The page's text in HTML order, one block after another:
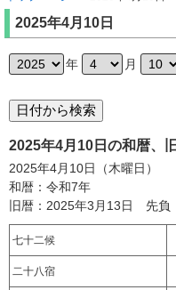
2025年4月10日
年 月
2025年4月10日の和暦、
2025年4月10日（木曜日）
和暦：令和7年
旧暦：2025年3月13日 先負
七十二候
二十八宿